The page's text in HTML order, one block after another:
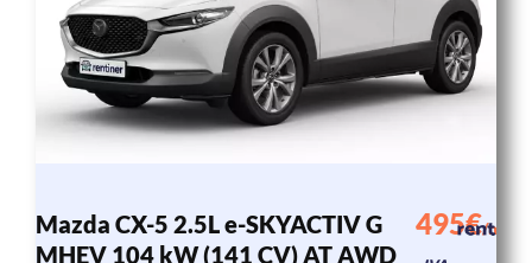
Mazda CX-5 2.5L e-SKYACTIV G
MHEV 104 kW (141 CV) AT AWD
495€/mes